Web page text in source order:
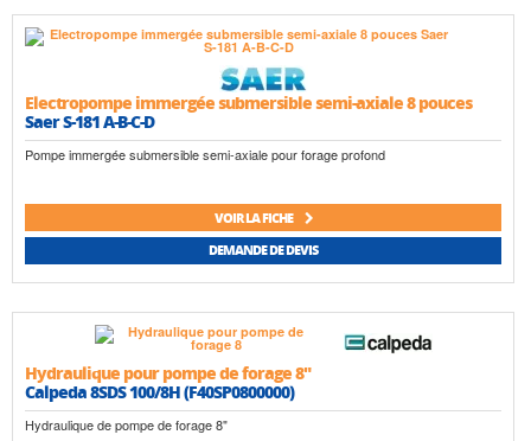
Electropompe immergée submersible semi-axiale 8 pouces
Saer S-181 A-B-C-D
Pompe immergée submersible semi-axiale pour forage profond
VOIR LA FICHE
DEMANDE DE DEVIS
Hydraulique pour pompe de forage 8"
Calpeda 8SDS 100/8H (F40SP0800000)
Hydraulique de pompe de forage 8"